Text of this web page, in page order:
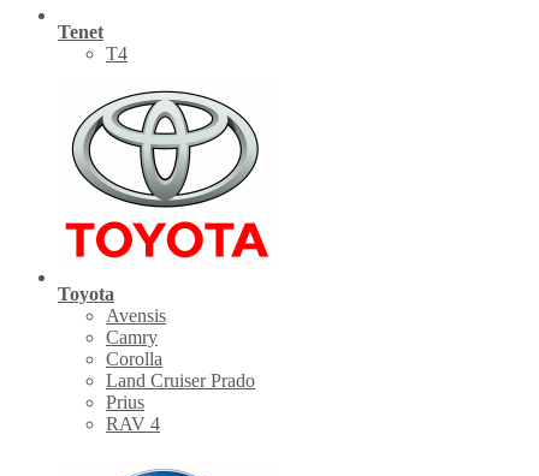
Tenet
Т4
Toyota
Avensis
Camry
Corolla
Land Cruiser Prado
Prius
RAV 4